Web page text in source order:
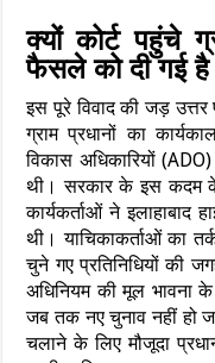
क्यों कोर्ट पहुंचे
फैसले को दी गई है
इस पूरे विवाद की जड़
ग्राम प्रधानों का
विकास अधिकारियों
थी। सरकार के इस कदम के
कार्यकर्ताओं ने इलाहाबाद
थी। याचिकाकर्ताओं का
चुने गए प्रतिनिधियों की
अधिनियम की मूल भावना
जब तक नए चुनाव नहीं हो
चलाने के लिए मौजूदा